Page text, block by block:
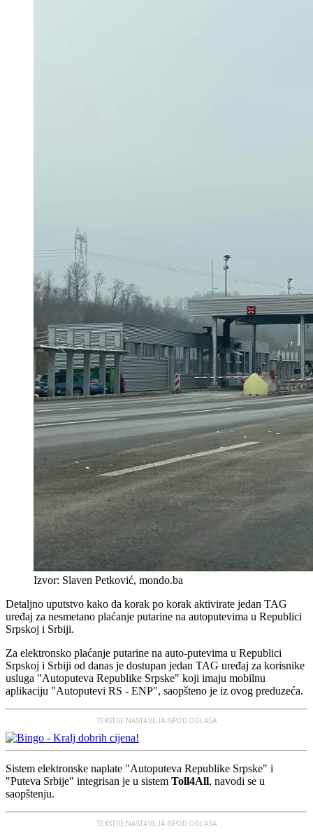
Izvor: Slaven Petković, mondo.ba
Detaljno uputstvo kako da korak po korak aktivirate jedan TAG
uređaj za nesmetano plaćanje putarine na autoputevima u Republici
Srpskoj i Srbiji.
Za elektronsko plaćanje putarine na auto-putevima u Republici
Srpskoj i Srbiji od danas je dostupan jedan TAG uređaj za korisnike
usluga "Autoputeva Republike Srpske" koji imaju mobilnu
aplikaciju "Autoputevi RS - ENP", saopšteno je iz ovog preduzeća.
TEKST SE NASTAVLJA ISPOD OGLASA
Sistem elektronske naplate "Autoputeva Republike Srpske" i
"Puteva Srbije" integrisan je u sistem Toll4All, navodi se u
saopštenju.
TEKST SE NASTAVLJA ISPOD OGLASA